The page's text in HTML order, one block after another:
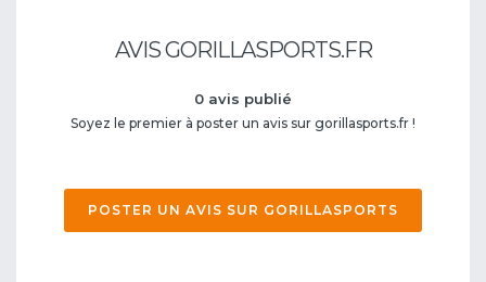
AVIS GORILLASPORTS.FR
0 avis publié
Soyez le premier à poster un avis sur gorillasports.fr !
POSTER UN AVIS SUR GORILLASPORTS